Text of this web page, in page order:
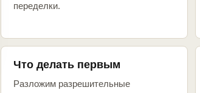
переделки.
Что делать первым
Разложим разрешительные